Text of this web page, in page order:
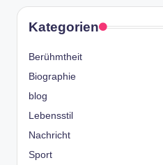
Kategorien
Berühmtheit
Biographie
blog
Lebensstil
Nachricht
Sport